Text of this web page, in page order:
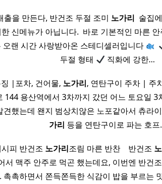
출을 만든다, 반건조 두절 조미 노가리
술집
신메뉴가 아닙니다. ​ 바로 기본적인 마른
오랜 시간 사랑받아온 스테디셀러입니다
두절 형태
직화에 강한…
|포차, 건어물, 노가리, 연탄구이 주차 | 주
144 용산역에서 3차까지 갔던 어느 토요일 3
견했는데 왠지 범상치않은 노포같아서 츄라
가리 등을 연탄구이로 파는 호
피 반건조 노가리조림 마른 반찬 ​ ​ ​ 반건조
서 맥주 안주로 먹곤 했는데요, 이번엔 반건조
촉촉하면서 쫀득쫀득한 식감이 밥을 부르는